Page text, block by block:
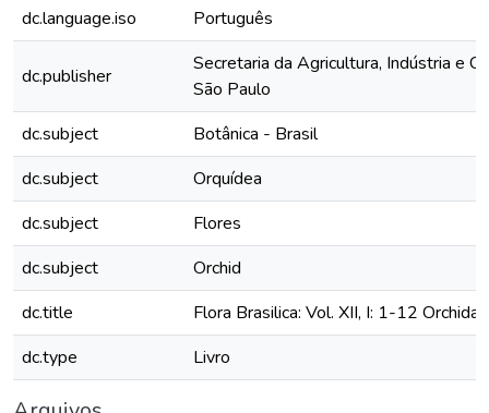
dc.language.iso
Português
dc.publisher
Secretaria da Agricultura, Indústria e
São Paulo
dc.subject
Botânica - Brasil
dc.subject
Orquídea
dc.subject
Flores
dc.subject
Orchid
dc.title
Flora Brasilica: Vol. XII, I: 1-12
dc.type
Livro